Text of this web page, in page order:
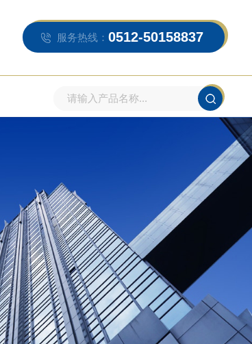
服务热线： 0512-50158837